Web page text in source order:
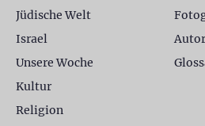
Jüdische Welt
Israel
Unsere Woche
Kultur
Religion